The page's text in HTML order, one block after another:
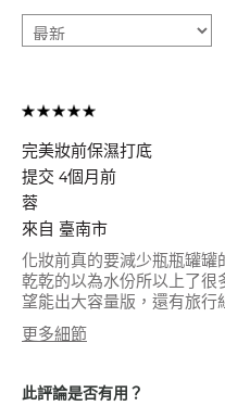
完美妝前保濕打底
提交 4個月前
蓉
來自 臺南市
化妝前真的要減少瓶瓶罐罐
乾乾的以為水份所以上了很
望能出大容量版，還有旅行
更多細節
肌膚問題
此評論是否有用？